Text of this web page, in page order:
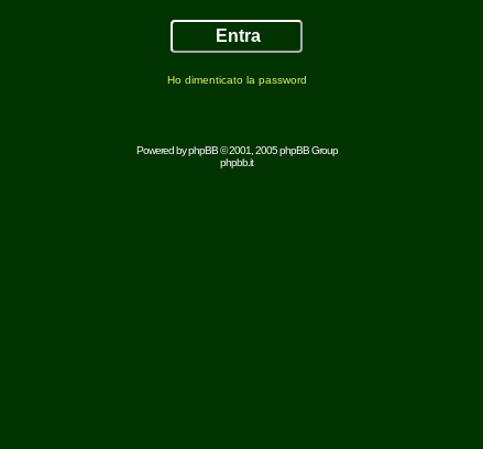
Ho dimenticato la password
Powered byphpBB© 2001, 2005 phpBB Group
phpbb.it